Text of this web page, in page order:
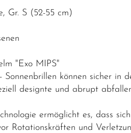
Gr. S (52-55 cm)
"Exo MIPS"
Sonnenbrillen können sicher
designte und abrupt
ermöglicht es, dass
Rotationskräften und